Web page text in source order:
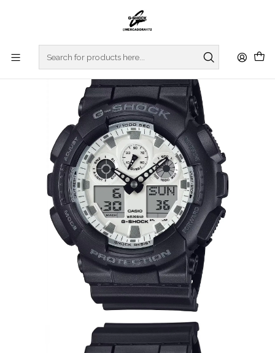
G-SHOCK
Black And Brilliant White Series GA-100WD-1AER